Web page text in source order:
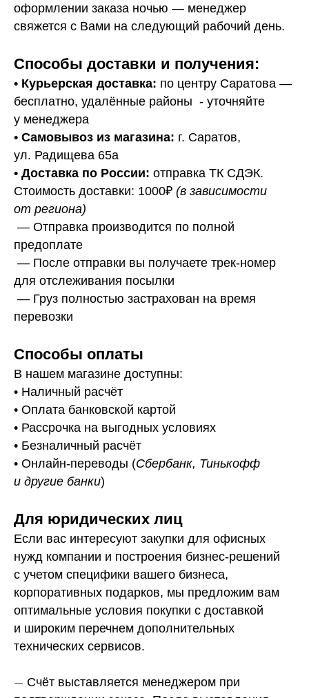
оформлении заказа ночью — менеджер
свяжется с Вами на следующий рабочий день.
Способы доставки и получения:
• Курьерская доставка: по центру Саратова —
бесплатно, удалённые районы - уточняйте
у менеджера
• Самовывоз из магазина: г. Саратов,
ул. Радищева 65а
• Доставка по России: отправка ТК СДЭК.
Стоимость доставки: 1000₽ (в зависимости
от региона)
— Отправка производится по полной
предоплате
— После отправки вы получаете трек-номер
для отслеживания посылки
— Груз полностью застрахован на время
перевозки
Способы оплаты
В нашем магазине доступны:
• Наличный расчёт
• Оплата банковской картой
• Рассрочка на выгодных условиях
• Безналичный расчёт
• Онлайн-переводы (Сбербанк, Тинькофф
и другие банки)
Для юридических лиц
Если вас интересуют закупки для офисных
нужд компании и построения бизнес-решений
с учетом специфики вашего бизнеса,
корпоративных подарков, мы предложим вам
оптимальные условия покупки с доставкой
и широким перечнем дополнительных
технических сервисов.
— Счёт выставляется менеджером при